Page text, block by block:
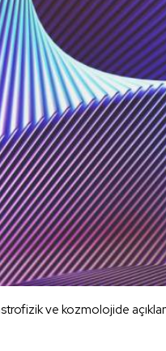
ve kozmolojide